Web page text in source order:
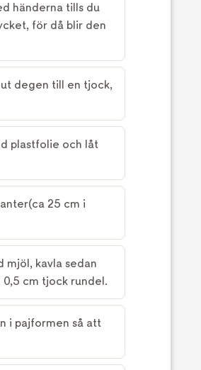
händerna tills du
för då blir den
degen till en tjock,
plastfolie och låt
25 cm i
mjöl, kavla sedan
cm tjock rundel.
i pajformen så att